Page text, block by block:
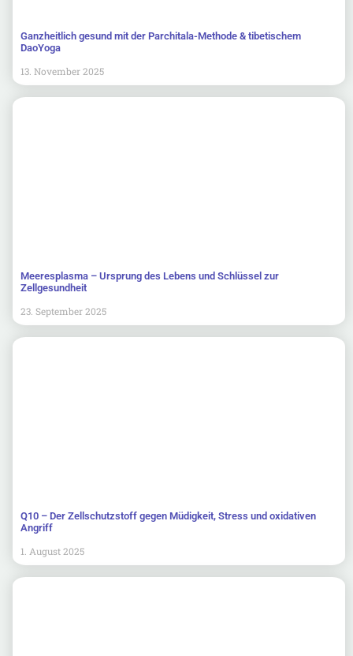
Ganzheitlich gesund mit der Parchitala-Methode & tibetischem
DaoYoga
13. November 2025
Meeresplasma – Ursprung des Lebens und Schlüssel zur
Zellgesundheit
23. September 2025
Q10 – Der Zellschutzstoff gegen Müdigkeit, Stress und oxidativen
Angriff
1. August 2025